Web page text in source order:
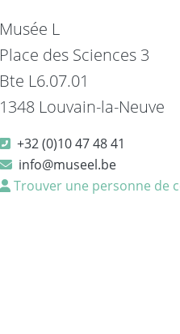
Musée L
Place des Sciences 3
Bte L6.07.01
1348 Louvain-la-Neuve
+32 (0)10 47 48 41
info@museel.be
Trouver une personne de